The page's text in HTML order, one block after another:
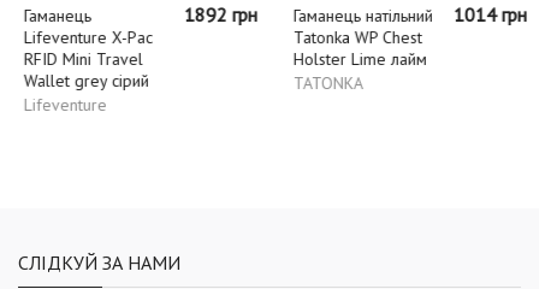
Гаманець
Lifeventure X-Pac
RFID Mini Travel
Wallet grey сірий
Lifeventure
1892 грн
Гаманець натільний
Tatonka WP Chest
Holster Lime лайм
TATONKA
1014 грн
СЛІДКУЙ ЗА НАМИ